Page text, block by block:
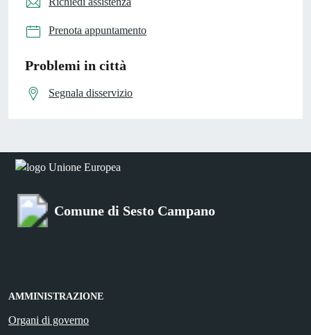
Prenota appuntamento
Problemi in città
Segnala disservizio
Comune di Sesto Campano
AMMINISTRAZIONE
Organi di governo